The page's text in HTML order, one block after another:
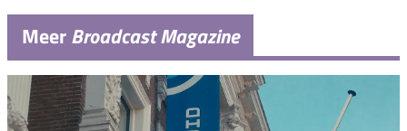
MeerBroadcast Magazine